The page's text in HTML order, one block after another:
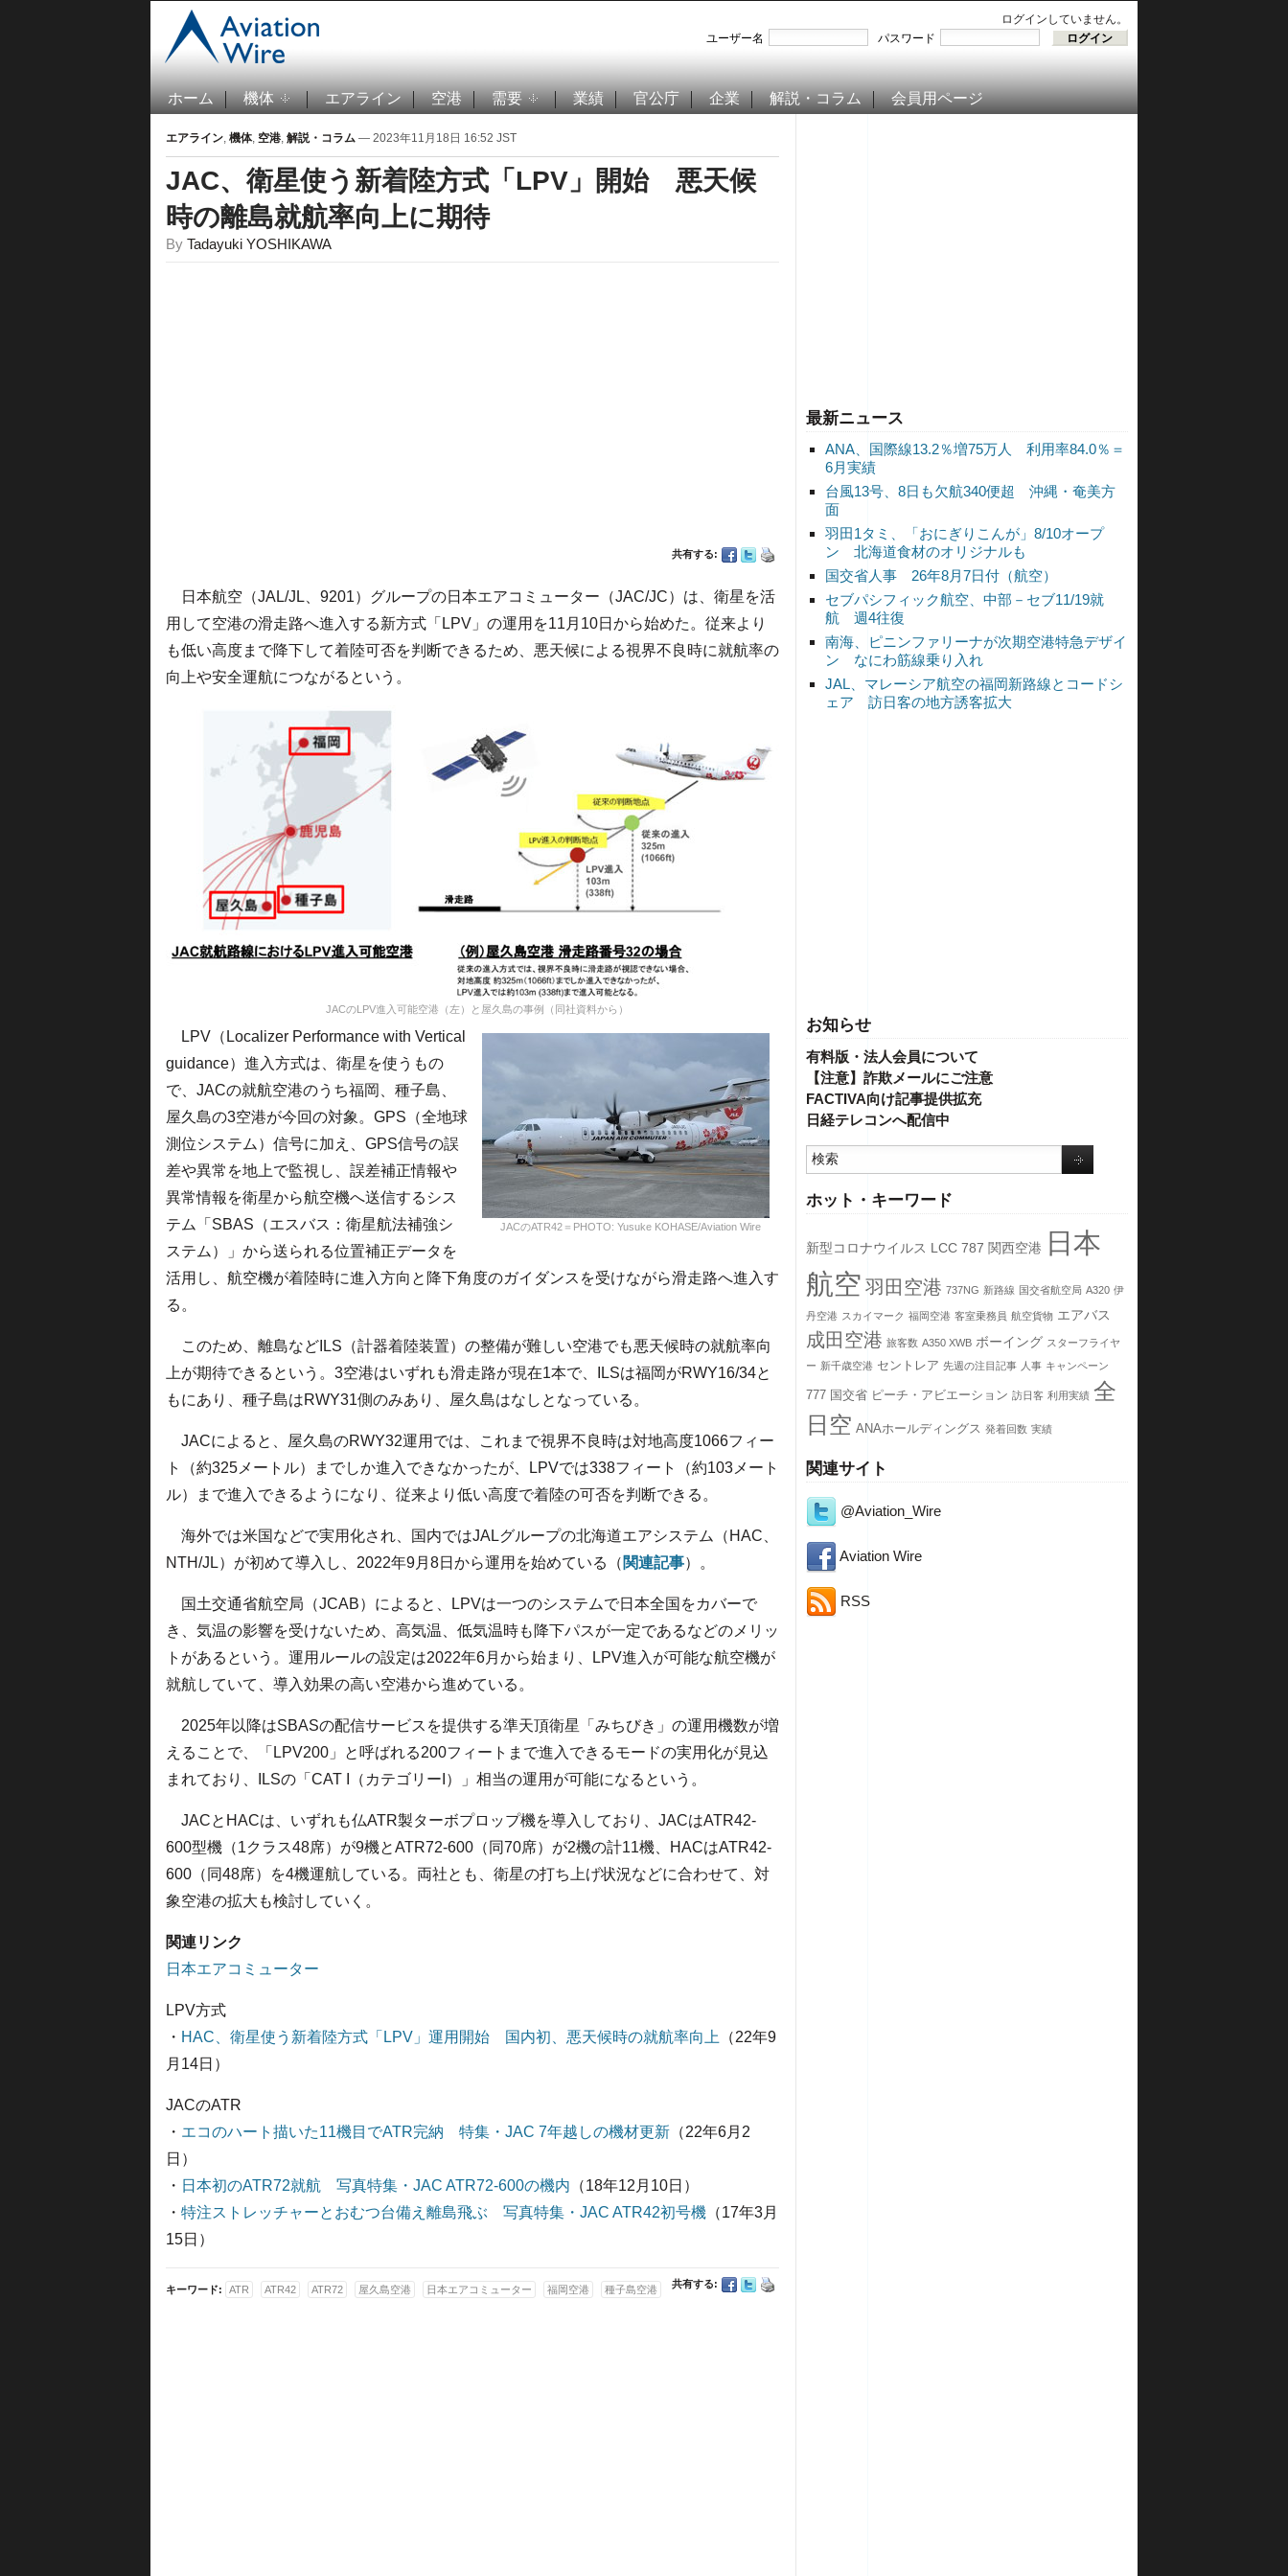
ログインしていません。
ユーザー名
パスワード
ホーム 機体 エアライン 空港 需要 業績 官公庁 企業 解説・コラム 会員用ページ
最新ニュース
ANA、国際線13.2％増75万人 利用率84.0％＝
6月実績
台風13号、8日も欠航340便超 沖縄・奄美方
面
羽田1タミ、「おにぎりこんが」8/10オープ
ン 北海道食材のオリジナルも
国交省人事 26年8月7日付（航空）
セブパシフィック航空、中部－セブ11/19就
航 週4往復
南海、ピニンファリーナが次期空港特急デザイ
ン なにわ筋線乗り入れ
JAL、マレーシア航空の福岡新路線とコードシ
ェア 訪日客の地方誘客拡大
お知らせ
有料版・法人会員について
【注意】詐欺メールにご注意
FACTIVA向け記事提供拡充
日経テレコンへ配信中
ホット・キーワード
新型コロナウイルス LCC 787 関西空港 日本
航空 羽田空港 737NG 新路線 国交省航空局 A320 伊
丹空港 スカイマーク 福岡空港 客室乗務員 航空貨物 エアバス
成田空港 旅客数 A350 XWB ボーイング スターフライヤ
ー 新千歳空港 セントレア 先週の注目記事 人事 キャンペーン
777 国交省 ピーチ・アビエーション 訪日客 利用実績 全
日空 ANAホールディングス 発着回数 実績
関連サイト
@Aviation_Wire
Aviation Wire
RSS
エアライン, 機体, 空港, 解説・コラム — 2023年11月18日 16:52 JST
JAC、衛星使う新着陸方式「LPV」開始 悪天候
時の離島就航率向上に期待
By Tadayuki YOSHIKAWA
共有する:
日本航空（JAL/JL、9201）グループの日本エアコミューター（JAC/JC）は、衛星を活
用して空港の滑走路へ進入する新方式「LPV」の運用を11月10日から始めた。従来より
も低い高度まで降下して着陸可否を判断できるため、悪天候による視界不良時に就航率の
向上や安全運航につながるという。
JACのLPV進入可能空港（左）と屋久島の事例（同社資料から）
JACのATR42＝PHOTO: Yusuke KOHASE/Aviation Wire
LPV（Localizer Performance with Vertical
guidance）進入方式は、衛星を使うもの
で、JACの就航空港のうち福岡、種子島、
屋久島の3空港が今回の対象。GPS（全地球
測位システム）信号に加え、GPS信号の誤
差や異常を地上で監視し、誤差補正情報や
異常情報を衛星から航空機へ送信するシス
テム「SBAS（エスバス：衛星航法補強シ
ステム）」から送られる位置補正データを
活用し、航空機が着陸時に進入方向と降下角度のガイダンスを受けながら滑走路へ進入す
る。
このため、離島などILS（計器着陸装置）の整備が難しい空港でも悪天候時の就航率向
上が期待できるという。3空港はいずれも滑走路が現在1本で、ILSは福岡がRWY16/34と
もにあり、種子島はRWY31側のみあり、屋久島はなしとなっている。
JACによると、屋久島のRWY32運用では、これまで視界不良時は対地高度1066フィー
ト（約325メートル）までしか進入できなかったが、LPVでは338フィート（約103メート
ル）まで進入できるようになり、従来より低い高度で着陸の可否を判断できる。
海外では米国などで実用化され、国内ではJALグループの北海道エアシステム（HAC、
NTH/JL）が初めて導入し、2022年9月8日から運用を始めている（ 関連記事）。
国土交通省航空局（JCAB）によると、LPVは一つのシステムで日本全国をカバーで
き、気温の影響を受けないため、高気温、低気温時も降下パスが一定であるなどのメリッ
トがあるという。運用ルールの設定は2022年6月から始まり、LPV進入が可能な航空機が
就航していて、導入効果の高い空港から進めている。
2025年以降はSBASの配信サービスを提供する準天頂衛星「みちびき」の運用機数が増
えることで、「LPV200」と呼ばれる200フィートまで進入できるモードの実用化が見込
まれており、ILSの「CAT I（カテゴリーI）」相当の運用が可能になるという。
JACとHACは、いずれも仏ATR製ターボプロップ機を導入しており、JACはATR42-
600型機（1クラス48席）が9機とATR72-600（同70席）が2機の計11機、HACはATR42-
600（同48席）を4機運航している。両社とも、衛星の打ち上げ状況などに合わせて、対
象空港の拡大も検討していく。
関連リンク
日本エアコミューター
LPV方式
・ HAC、衛星使う新着陸方式「LPV」運用開始 国内初、悪天候時の就航率向上
（22年9
月14日）
JACのATR
・ エコのハート描いた11機目でATR完納 特集・JAC 7年越しの機材更新 （22年6月2
日）
・ 日本初のATR72就航 写真特集・JAC ATR72-600の機内 （18年12月10日）
・ 特注ストレッチャーとおむつ台備え離島飛ぶ 写真特集・JAC ATR42初号機 （17年3月
15日）
共有する:
キーワード: ATR ATR42 ATR72 屋久島空港 日本エアコミューター 福岡空港 種子島空港